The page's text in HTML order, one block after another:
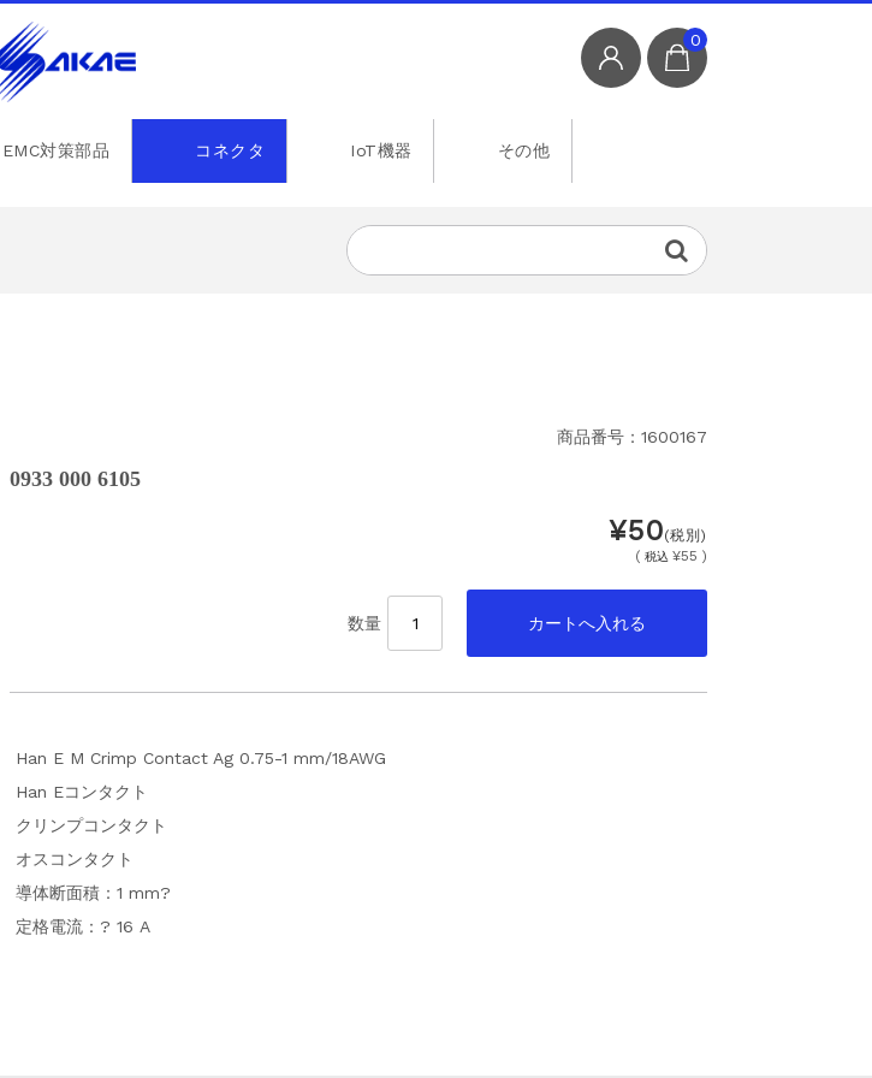
0
EMC対策部品 コネクタ IoT機器 その他
商品番号：1600167
0933 000 6105
¥50(税別)
( 税込 ¥55 )
数量
Han E M Crimp Contact Ag 0.75-1 mm/18AWG
Han Eコンタクト
クリンプコンタクト
オスコンタクト
導体断面積：1 mm?
定格電流：? 16 A